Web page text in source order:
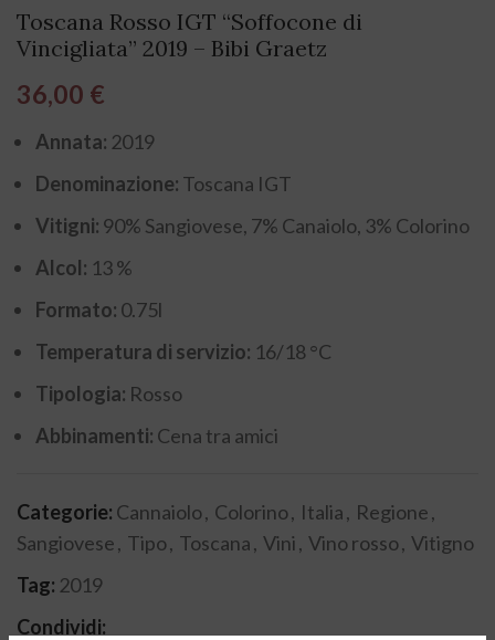
Toscana Rosso IGT “Soffocone di
Vincigliata” 2019 – Bibi Graetz
36,00 €
Annata: 2019
Denominazione: Toscana IGT
Vitigni: 90% Sangiovese, 7% Canaiolo, 3% Colorino
Alcol: 13 %
Formato: 0.75l
Temperatura di servizio: 16/18 °C
Tipologia: Rosso
Abbinamenti: Cena tra amici
Categorie: Cannaiolo, Colorino, Italia, Regione,
Sangiovese, Tipo, Toscana, Vini, Vino rosso, Vitigno
Tag: 2019
Condividi: